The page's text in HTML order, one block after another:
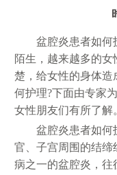
盆腔炎患者如何
陌生，越来越多的
楚，给女性的身体造
何护理?下面由专家
女性朋友们有所了解
盆腔炎患者如何
官、子宫周围的结缔
病之一的盆腔炎，往